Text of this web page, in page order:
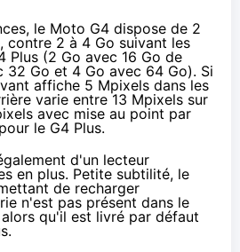
le Moto G4 dispose de 2
contre 2 à 4 Go suivant les
Plus (2 Go avec 16 Go de
32 Go et 4 Go avec 64 Go). Si
affiche 5 Mpixels dans les
varie entre 13 Mpixels sur
avec mise au point par
le G4 Plus.
d'un lecteur
en plus. Petite subtilité, le
de recharger
n'est pas présent dans le
qu'il est livré par défaut